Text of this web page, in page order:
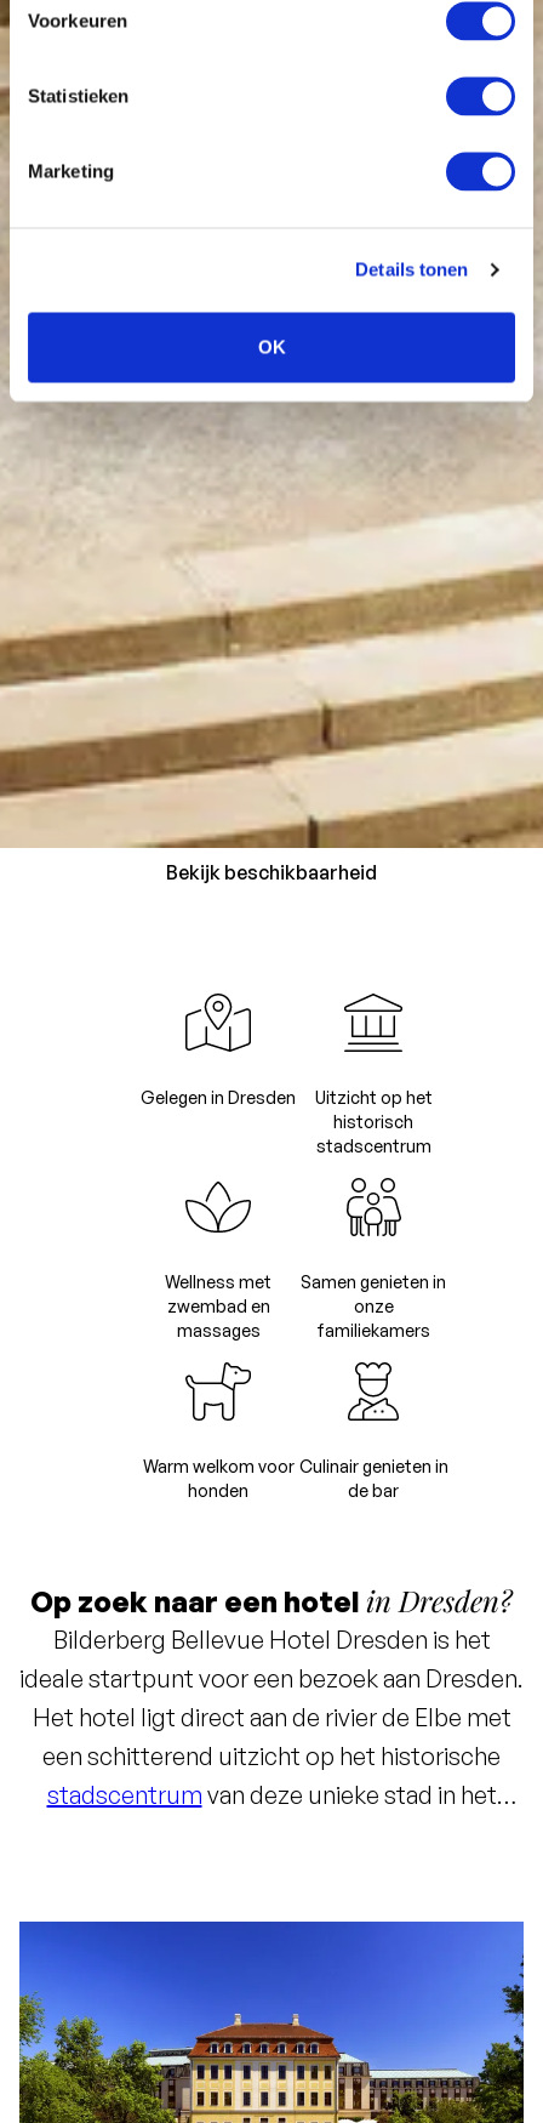
Voorkeuren
Statistieken
Marketing
Details tonen
OK
Bekijk beschikbaarheid
Gelegen in Dresden
Uitzicht op het
historisch
stadscentrum
Wellness met
zwembad en
massages
Samen genieten in
onze
familiekamers
Warm welkom voor
honden
Culinair genieten in
de bar
Op zoek naar een hotel in Dresden?
Bilderberg Bellevue Hotel Dresden is het
ideale startpunt voor een bezoek aan Dresden.
Het hotel ligt direct aan de rivier de Elbe met
een schitterend uitzicht op het historische
stadscentrum van deze unieke stad in het
musea. Na een dag vol cultuur bied het hotel
rust en ruimte om te ontspannen. Hier word je
verwelkomd met oprechte gastvrijheid. De
340 sfeervollehotelkamerszijn van alle